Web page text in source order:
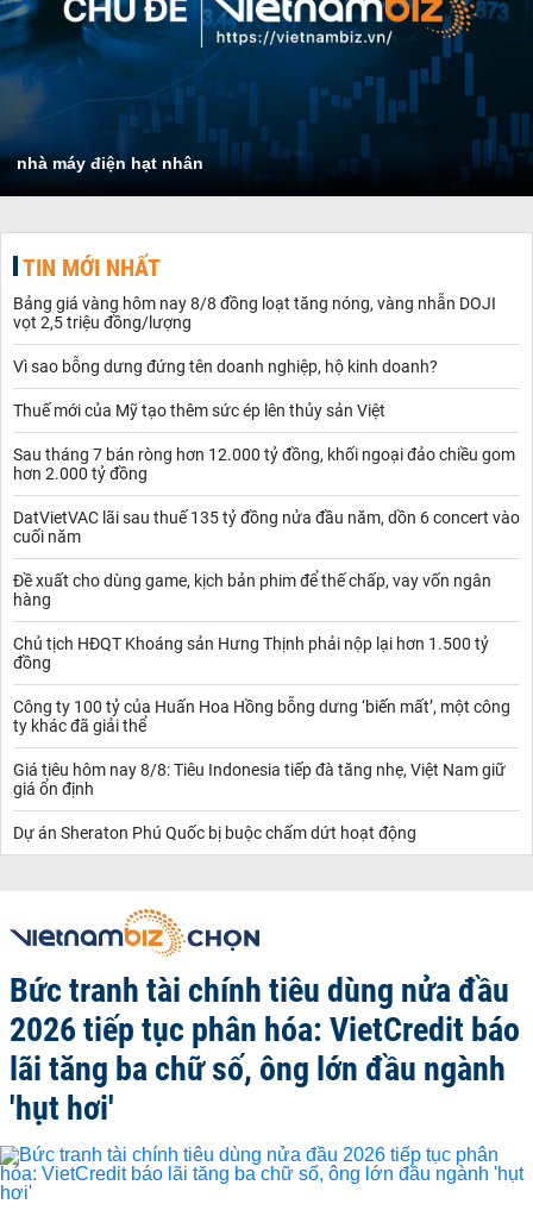
nhà máy điện hạt nhân
TIN MỚI NHẤT
Bảng giá vàng hôm nay 8/8 đồng loạt tăng nóng, vàng nhẫn DOJI
vọt 2,5 triệu đồng/lượng
Vì sao bỗng dưng đứng tên doanh nghiệp, hộ kinh doanh?
Thuế mới của Mỹ tạo thêm sức ép lên thủy sản Việt
Sau tháng 7 bán ròng hơn 12.000 tỷ đồng, khối ngoại đảo chiều gom
hơn 2.000 tỷ đồng
DatVietVAC lãi sau thuế 135 tỷ đồng nửa đầu năm, dồn 6 concert vào
cuối năm
Đề xuất cho dùng game, kịch bản phim để thế chấp, vay vốn ngân
hàng
Chủ tịch HĐQT Khoáng sản Hưng Thịnh phải nộp lại hơn 1.500 tỷ
đồng
Công ty 100 tỷ của Huấn Hoa Hồng bỗng dưng ‘biến mất’, một công
ty khác đã giải thể
Giá tiêu hôm nay 8/8: Tiêu Indonesia tiếp đà tăng nhẹ, Việt Nam giữ
giá ổn định
Dự án Sheraton Phú Quốc bị buộc chấm dứt hoạt động
Bức tranh tài chính tiêu dùng nửa đầu
2026 tiếp tục phân hóa: VietCredit báo
lãi tăng ba chữ số, ông lớn đầu ngành
'hụt hơi'